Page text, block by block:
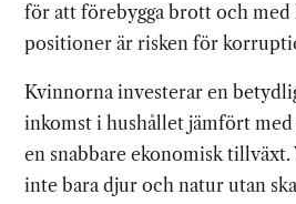
för att förebygga brott och
positioner är risken för
Kvinnorna investerar en
inkomst i hushållet jämfört
en snabbare ekonomisk
inte bara djur och natur utan